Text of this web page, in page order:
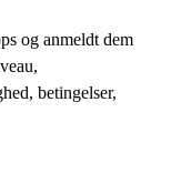
og anmeldt dem
betingelser,